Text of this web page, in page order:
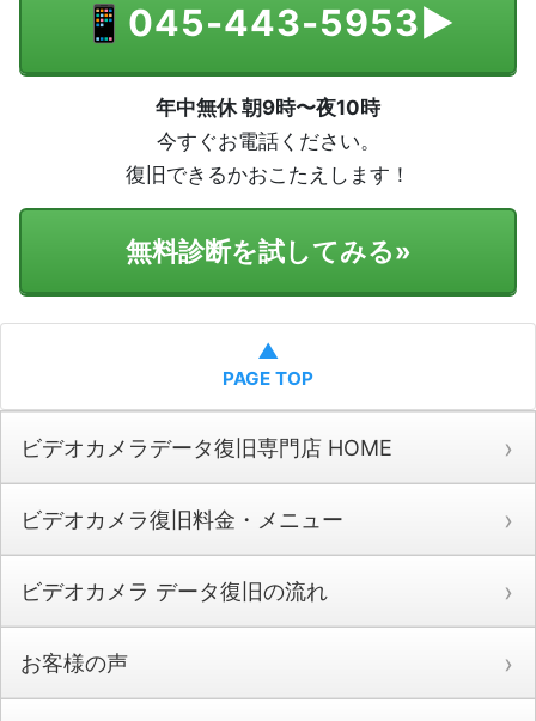
📱 045-443-5953▶
年中無休 朝9時〜夜10時
今すぐお電話ください。
復旧できるかおこたえします！
無料診断を試してみる»
▲
PAGE TOP
ビデオカメラデータ復旧専門店 HOME
ビデオカメラ復旧料金・メニュー
ビデオカメラ データ復旧の流れ
お客様の声